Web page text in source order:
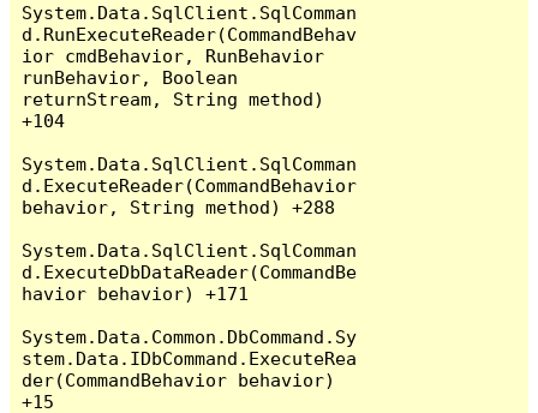
System.Data.SqlClient.SqlComman
d.RunExecuteReader(CommandBehav
ior cmdBehavior, RunBehavior
runBehavior, Boolean
returnStream, String method)
+104
System.Data.SqlClient.SqlComman
d.ExecuteReader(CommandBehavior
behavior, String method) +288
System.Data.SqlClient.SqlComman
d.ExecuteDbDataReader(CommandBe
havior behavior) +171
System.Data.Common.DbCommand.Sy
stem.Data.IDbCommand.ExecuteRea
der(CommandBehavior behavior)
+15